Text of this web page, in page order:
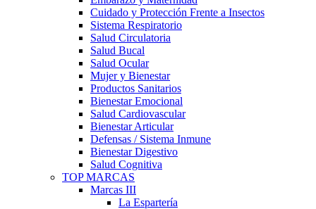
Cuidado y Protección Frente a Insectos
Sistema Respiratorio
Salud Circulatoria
Salud Bucal
Salud Ocular
Mujer y Bienestar
Productos Sanitarios
Bienestar Emocional
Salud Cardiovascular
Bienestar Articular
Defensas / Sistema Inmune
Bienestar Digestivo
Salud Cognitiva
TOP MARCAS
Marcas III
La Espartería